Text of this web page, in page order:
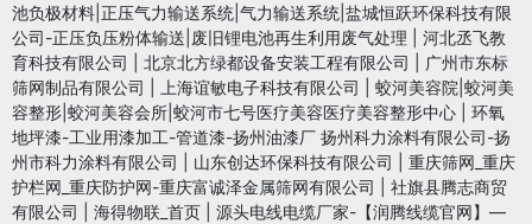
池负极材料|正压气力输送系统|气力输送系统|盐城恒跃环保科技有限
公司-正压负压粉体输送|废旧锂电池再生利用废气处理
河北丞飞教
育科技有限公司
北京北方绿都设备安装工程有限公司
广州市东标
筛网制品有限公司
上海谊敏电子科技有限公司
蛟河美容院|蛟河美
容整形|蛟河美容会所|蛟河市七号医疗美容医疗美容整形中心
环氧
地坪漆-工业用漆加工-管道漆-扬州油漆厂 扬州科力涂料有限公司-扬
州市科力涂料有限公司
山东创达环保科技有限公司
重庆筛网_重庆
护栏网_重庆防护网-重庆富诚泽金属筛网有限公司
社旗县腾志商贸
有限公司
海得物联_首页
源头电线电缆厂家-【润腾线缆官网】—